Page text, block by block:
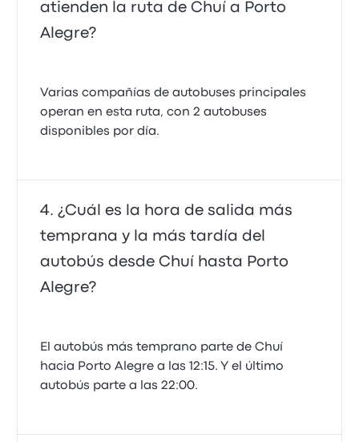
atienden la ruta de Chuí a Porto
Alegre?
Varias compañías de autobuses principales
operan en esta ruta, con 2 autobuses
disponibles por día.
¿Cuál es la hora de salida más
temprana y la más tardía del
autobús desde Chuí hasta Porto
Alegre?
El autobús más temprano parte de Chuí
hacia Porto Alegre a las 12:15. Y el último
autobús parte a las 22:00.